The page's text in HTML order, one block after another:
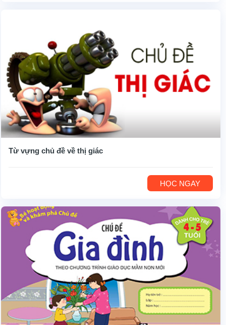
Từ vựng chủ đề về thị giác
HỌC NGAY